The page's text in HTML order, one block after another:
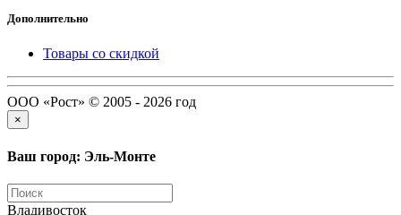
Дополнительно
Товары со скидкой
ООО «Рост» © 2005 - 2026 год
×
Ваш город: Эль-Монте
Владивосток